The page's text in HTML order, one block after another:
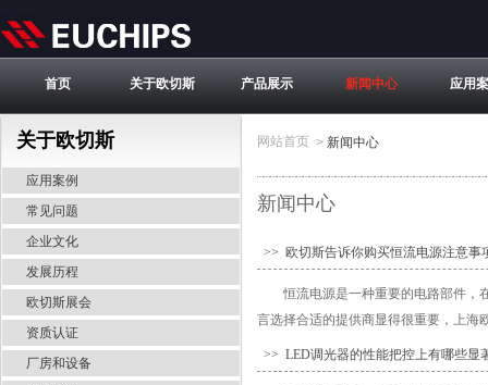
首页 关于欧切斯 产品展示 新闻中心 应用
关于欧切斯
应用案例
常见问题
企业文化
发展历程
欧切斯展会
资质认证
厂房和设备
网站首页 > 新闻中心
新闻中心
>> 欧切斯告诉你购买恒流电源注意事
恒流电源是一种重要的电路部件，
言选择合适的提供商显得很重要，上海
>> LED调光器的性能把控上有哪些显